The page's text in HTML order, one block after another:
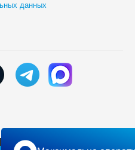
данных